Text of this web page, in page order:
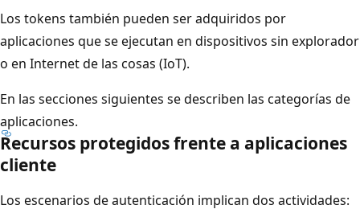
Los tokens también pueden ser adquiridos por
aplicaciones que se ejecutan en dispositivos sin explorador
o en Internet de las cosas (IoT).
En las secciones siguientes se describen las categorías de
aplicaciones.
Recursos protegidos frente a aplicaciones
cliente
Los escenarios de autenticación implican dos actividades: